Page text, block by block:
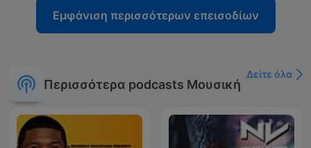
Εμφάνιση περισσότερων επεισοδίων
Περισσότερα podcasts Μουσική
Δείτε όλα